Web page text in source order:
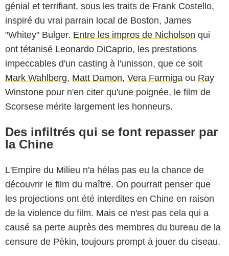
génial et terrifiant, sous les traits de Frank Costello,
inspiré du vrai parrain local de Boston, James
"Whitey" Bulger. Entre les impros de Nicholson qui
ont tétanisé Leonardo DiCaprio, les prestations
impeccables d'un casting à l'unisson, que ce soit
Mark Wahlberg, Matt Damon, Vera Farmiga ou Ray
Winstone pour n'en citer qu'une poignée, le film de
Scorsese mérite largement les honneurs.
Des infiltrés qui se font repasser par
la Chine
L'Empire du Milieu n'a hélas pas eu la chance de
découvrir le film du maître. On pourrait penser que
les projections ont été interdites en Chine en raison
de la violence du film. Mais ce n'est pas cela qui a
causé sa perte auprès des membres du bureau de la
censure de Pékin, toujours prompt à jouer du ciseau.